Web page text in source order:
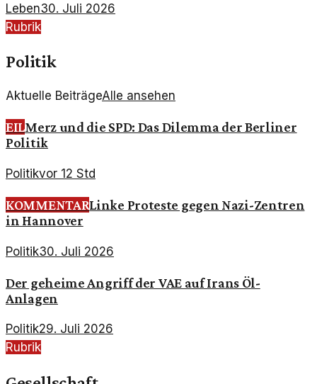
Leben30. Juli 2026
Rubrik
Politik
Aktuelle BeiträgeAlle ansehen
EILMerz und die SPD: Das Dilemma der Berliner
Politik
Politikvor 12 Std
KOMMENTARLinke Proteste gegen Nazi-Zentren
in Hannover
Politik30. Juli 2026
Der geheime Angriff der VAE auf Irans Öl-
Anlagen
Politik29. Juli 2026
Rubrik